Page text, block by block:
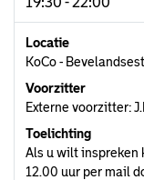
Locatie
KoCo -
Voorzitter
Externe voorzitter:
Toelichting
Als u wilt inspreken
12.00 uur per mail